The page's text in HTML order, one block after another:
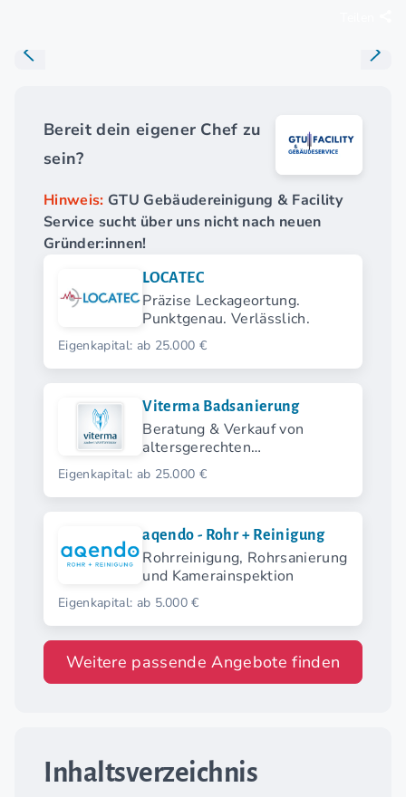
Bereit dein eigener Chef zu
sein?
Hinweis: GTU Gebäudereinigung & Facility
Service sucht über uns nicht nach neuen
Gründer:innen!
LOCATEC
Präzise Leckageortung.
Punktgenau. Verlässlich.
Eigenkapital: ab 25.000 €
Viterma Badsanierung
Beratung & Verkauf von
altersgerechten
Badsanierungen
Eigenkapital: ab 25.000 €
aqendo - Rohr + Reinigung
Rohrreinigung, Rohrsanierung
und Kamerainspektion
Eigenkapital: ab 5.000 €
Weitere passende Angebote finden
Inhaltsverzeichnis